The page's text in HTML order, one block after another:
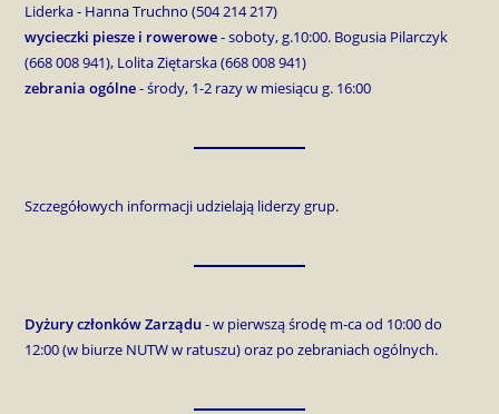
Liderka - Hanna Truchno (504 214 217)
wycieczki piesze i rowerowe- soboty, g.10:00. Bogusia Pilarczyk
(668 008 941), Lolita Ziętarska (668 008 941)
zebrania ogólne- środy, 1-2 razy w miesiącu g. 16:00
Szczegółowych informacji udzielają liderzy grup.
Dyżury członków Zarządu- w pierwszą środę m-ca od 10:00 do
12:00 (w biurze NUTW w ratuszu) oraz po zebraniach ogólnych.